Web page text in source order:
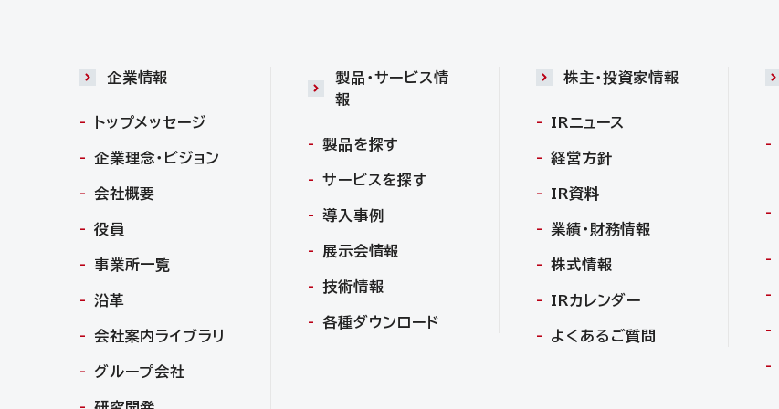
企業情報
トップメッセージ
企業理念・ビジョン
会社概要
役員
事業所一覧
沿革
会社案内ライブラリ
グループ会社
製品・サービス情
報
製品を探す
サービスを探す
導入事例
展示会情報
技術情報
各種ダウンロード
株主・投資家情報
IRニュース
経営方針
IR資料
業績・財務情報
株式情報
IRカレンダー
よくあるご質問